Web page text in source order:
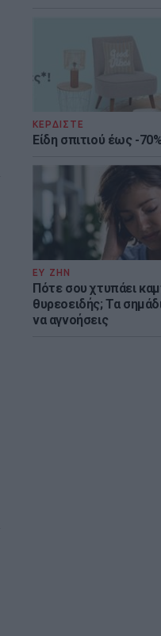
ΚΕΡΔΙΣΤΕ
Είδη σπιτιού έως -
ΕΥ ΖΗΝ
Πότε σου χτυπάει
θυρεοειδής; Τα
να αγνοήσεις